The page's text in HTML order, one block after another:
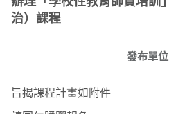
治）課程
發布單位
旨揭課程計畫如附件